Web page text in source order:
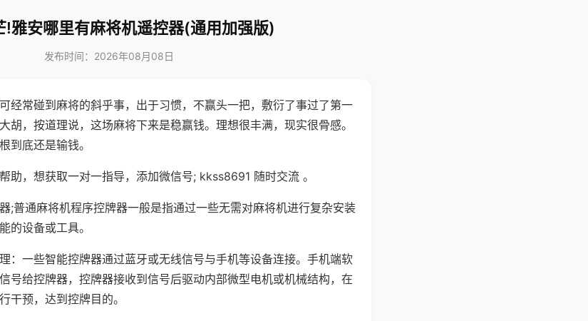
!雅安哪里有麻将机遥控器(通用加强版)
发布时间：2026年08月08日
经常碰到麻将的斜乎事，出于习惯，不赢头一把，敷衍了事过了第一
胡，按道理说，这场麻将下来是稳赢钱。理想很丰满，现实很骨感。
到底还是输钱。
助，想获取一对一指导，添加微信号; kkss8691 随时交流 。
;普通麻将机程序控牌器一般是指通过一些无需对麻将机进行复杂安装
的设备或工具。
：一些智能控牌器通过蓝牙或无线信号与手机等设备连接。手机端软
号给控牌器，控牌器接收到信号后驱动内部微型电机或机械结构，在
干预，达到控牌目的。